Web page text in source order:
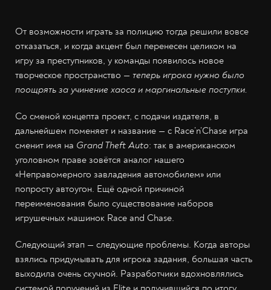
От возможности играть за полицию тогда решили вовсе
отказаться, и когда акцент был перенесен целиком на
игру за преступников, у команды появилось новое
творческое пространство — теперь игрока нужно было
поощрять за учинение хаоса и маргинальные поступки.
Со сменой концепта проект, с подачи издателя, в
дальнейшем поменяет и название — с Race’n’Chase игра
сменит имя на Grand Theft Auto: так в американском
уголовном праве зовётся аналог нашего
«Неправомерного завладения автомобилем» или
попросту автоугон. Ещё одной причиной
переименования было существование наборов
игрушечных машинок Race and Chase.
Следующий этап — следующие проблемы. Когда авторы
взялись придумывать для игрока задания, большая часть
выходила очень скучной. Разработчики вдохновлялись